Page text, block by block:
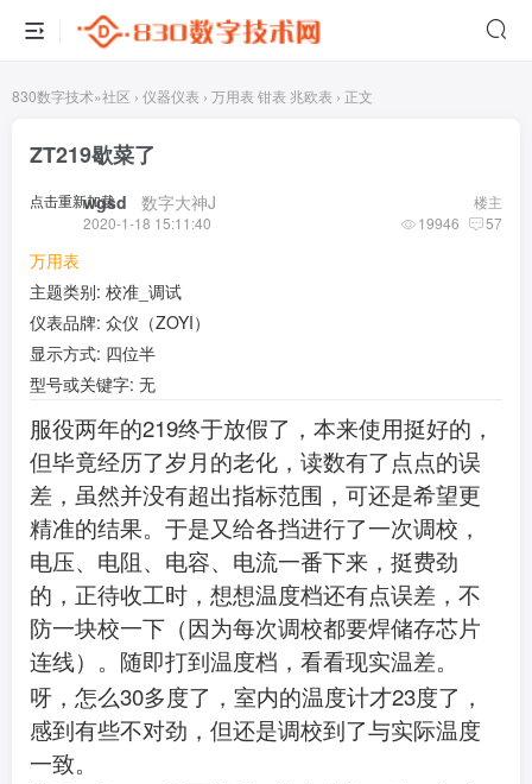
830数字技术»社区 › 仪器仪表 › 万用表 钳表 兆欧表 › 正文
ZT219歇菜了
点击重新加载 楼主
wgsd 数字大神J
19946 57
2020-1-18 15:11:40
万用表
主题类别: 校准_调试
仪表品牌: 众仪（ZOYI）
显示方式: 四位半
型号或关键字: 无
服役两年的219终于放假了，本来使用挺好的，
但毕竟经历了岁月的老化，读数有了点点的误
差，虽然并没有超出指标范围，可还是希望更
精准的结果。于是又给各挡进行了一次调校，
电压、电阻、电容、电流一番下来，挺费劲
的，正待收工时，想想温度档还有点误差，不
防一块校一下（因为每次调校都要焊储存芯片
连线）。随即打到温度档，看看现实温差。
呀，怎么30多度了，室内的温度计才23度了，
感到有些不对劲，但还是调校到了与实际温度
一致。